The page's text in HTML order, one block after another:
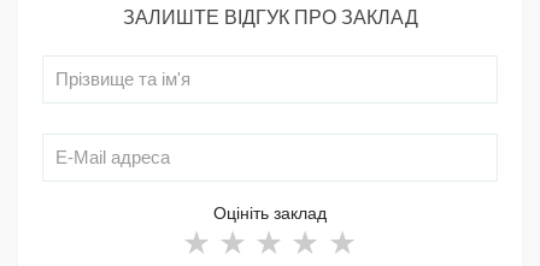
ЗАЛИШТЕ ВІДГУК ПРО ЗАКЛАД
Оцініть заклад